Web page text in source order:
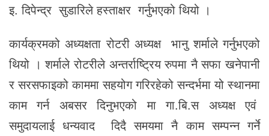
इ. दिपेन्द्र सुडारिले हस्ताक्षर गर्नुभएको थियो ।
कार्यक्रमको अध्यक्षता रोटरी अध्यक्ष भानु शर्माले गर्नुभएको
थियो । शर्माले रोटरीले अन्तर्राष्ट्रिय रुपमा नै सफा खनेपानी
र सरसफाइको काममा सहयोग गरिरहेको सन्दर्भमा यो स्थानमा
काम गर्न अबसर दिनुभएको मा गा.बि.स अध्यक्ष एवं
समुदायलाई धन्यवाद दिदै समयमा नै काम सम्पन्न गर्ने